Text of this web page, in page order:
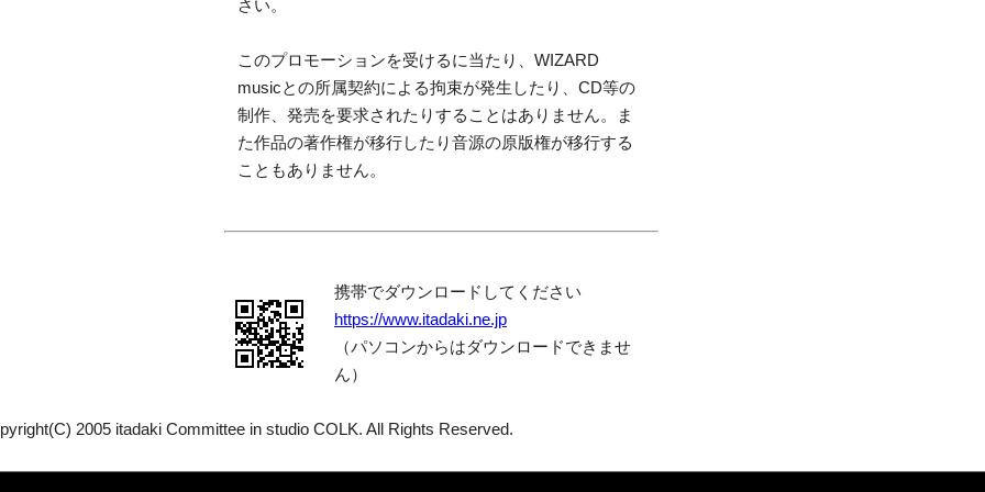
さい。
このプロモーションを受けるに当たり、WIZARD
musicとの所属契約による拘束が発生したり、CD等の
制作、発売を要求されたりすることはありません。ま
た作品の著作権が移行したり音源の原版権が移行する
こともありません。
携帯でダウンロードしてください
https://www.itadaki.ne.jp
（パソコンからはダウンロードできませ
ん）
2005 itadaki Committee in studio COLK. All Rights Reserved.